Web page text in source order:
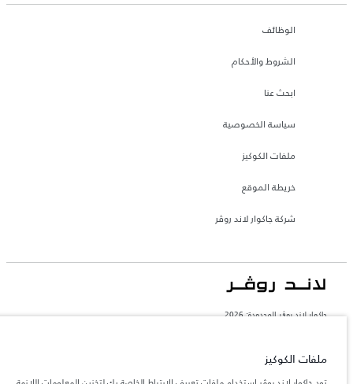
الوظائف
الشروط والأحكام
ابحث عنا
سياسة الخصوصية
ملفات الكوكيز
خريطة الموقع
شركة جاكوار لاند روڤر
جاكوار لاند روڨر المحدودة: 2026
تعكس الأوزان المذكورة مواصفات السيارة القياسية. سوف تؤثر الإكسسوارات وغيرها من
العناصر المثبتة بعد نقطة التصنيع في الحمولة. تأكد من عدم تجاوز الوزن الإجمالي للسيارة
ملفات الكوكيز